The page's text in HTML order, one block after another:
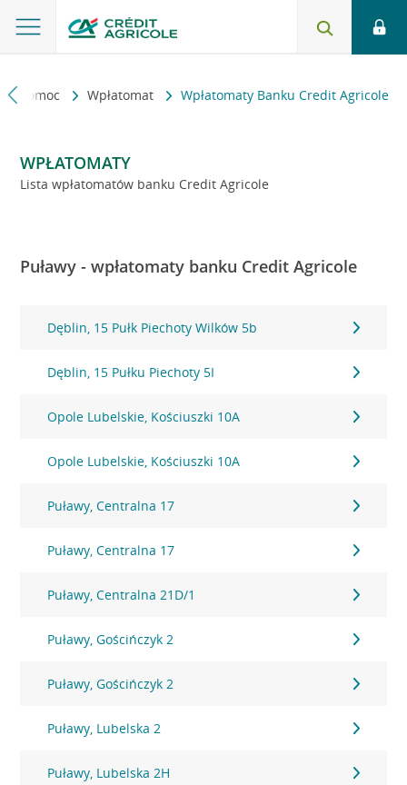
i pomoc Wpłatomat Wpłatomaty Banku Credit Agricole
WPŁATOMATY
Lista wpłatomatów banku Credit Agricole
Puławy - wpłatomaty banku Credit Agricole
Dęblin, 15 Pułk Piechoty Wilków 5b
Dęblin, 15 Pułku Piechoty 5I
Opole Lubelskie, Kościuszki 10A
Opole Lubelskie, Kościuszki 10A
Puławy, Centralna 17
Puławy, Centralna 17
Puławy, Centralna 21D/1
Puławy, Gościńczyk 2
Puławy, Gościńczyk 2
Puławy, Lubelska 2
Puławy, Lubelska 2H